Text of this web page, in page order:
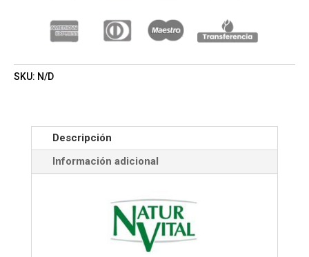
SKU: N/D
Descripción
Información adicional